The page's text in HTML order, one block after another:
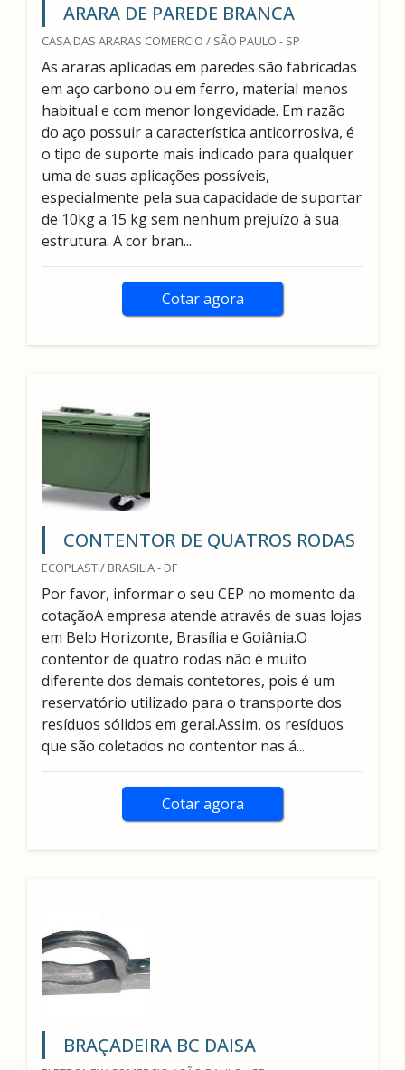
ARARA DE PAREDE BRANCA
CASA DAS ARARAS COMERCIO / SÃO PAULO - SP
As araras aplicadas em paredes são fabricadas
em aço carbono ou em ferro, material menos
habitual e com menor longevidade. Em razão
do aço possuir a característica anticorrosiva, é
o tipo de suporte mais indicado para qualquer
uma de suas aplicações possíveis,
especialmente pela sua capacidade de suportar
de 10kg a 15 kg sem nenhum prejuízo à sua
estrutura. A cor bran...
Cotar agora
CONTENTOR DE QUATROS RODAS
ECOPLAST / BRASILIA - DF
Por favor, informar o seu CEP no momento da
cotaçãoA empresa atende através de suas lojas
em Belo Horizonte, Brasília e Goiânia.O
contentor de quatro rodas não é muito
diferente dos demais contetores, pois é um
reservatório utilizado para o transporte dos
resíduos sólidos em geral.Assim, os resíduos
que são coletados no contentor nas á...
Cotar agora
BRAÇADEIRA BC DAISA